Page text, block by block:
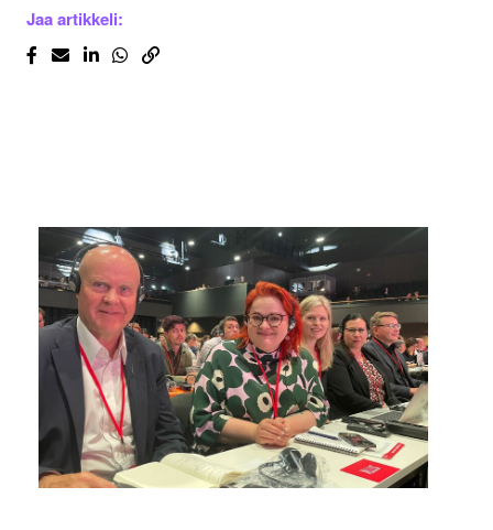
Jaa artikkeli: